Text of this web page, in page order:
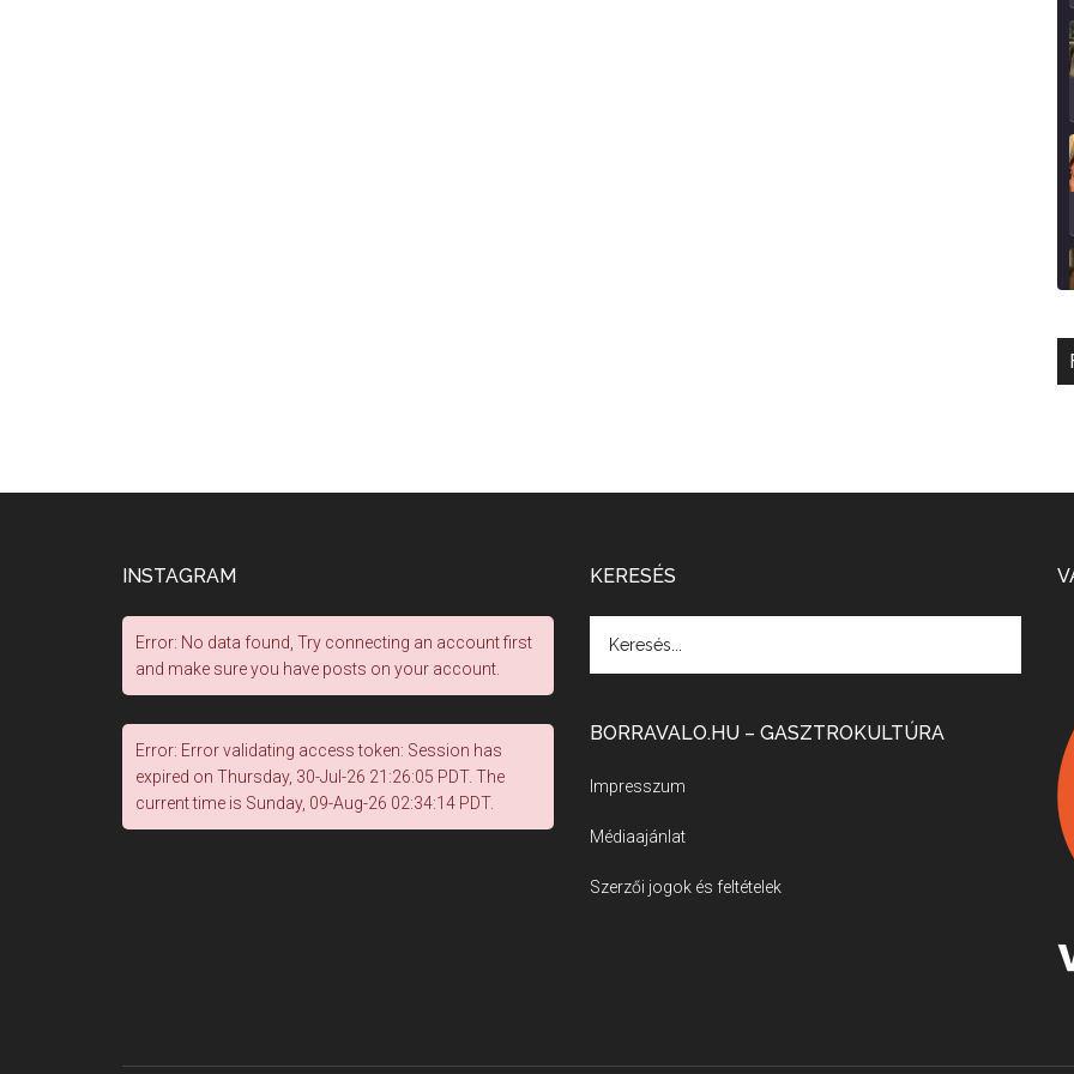
INSTAGRAM
Error: No data found, Try connecting an account first
and make sure you have posts on your account.
Error: Error validating access token: Session has
expired on Thursday, 30-Jul-26 21:26:05 PDT. The
current time is Sunday, 09-Aug-26 02:34:14 PDT.
KERESÉS
BORRAVALO.HU – GASZTROKULTÚRA
Impresszum
Médiaajánlat
Szerzői jogok és feltételek